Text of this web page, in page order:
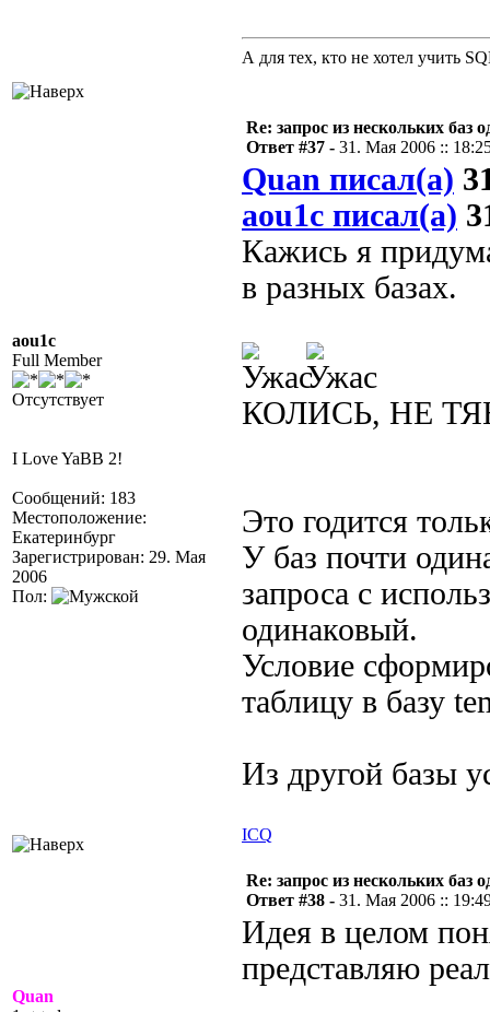
А для тех, кто не хотел учить
aou1c
Full Member
Отсутствует
I Love YaBB 2!
Сообщений: 183
Местоположение:
Екатеринбург
Зарегистрирован: 29. Мая
2006
Пол:
Re: запрос из нескольких баз
Ответ #37 - 31. Мая 2006 ::
Quan писал(а)
aou1c писал(а)
Кажись я
в разных базах.
КОЛИСЬ, НЕ
Это годится
У баз почти
запроса с
одинаковый.
Условие
таблицу в базу
Из другой базы
ICQ
Quan
Re: запрос из нескольких баз
Ответ #38 - 31. Мая 2006 ::
Идея в целом
представляю